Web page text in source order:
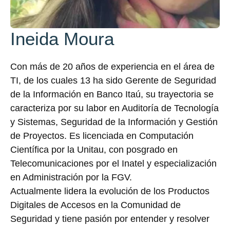
Ineida Moura
Con más de 20 años de experiencia en el área de
TI, de los cuales 13 ha sido Gerente de Seguridad
de la Información en Banco Itaú, su trayectoria se
caracteriza por su labor en Auditoría de Tecnología
y Sistemas, Seguridad de la Información y Gestión
de Proyectos. Es licenciada en Computación
Científica por la Unitau, con posgrado en
Telecomunicaciones por el Inatel y especialización
en Administración por la FGV.
Actualmente lidera la evolución de los Productos
Digitales de Accesos en la Comunidad de
Seguridad y tiene pasión por entender y resolver